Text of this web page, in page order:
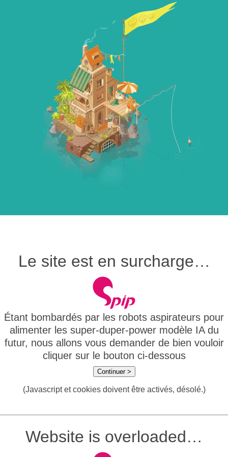
Le site est en surcharge…
Étant bombardés par les robots aspirateurs pour
alimenter les super-duper-power modèle IA du
futur, nous allons vous demander de bien vouloir
cliquer sur le bouton ci-dessous
Continuer >
(Javascript et cookies doivent être activés, désolé.)
Website is overloaded…